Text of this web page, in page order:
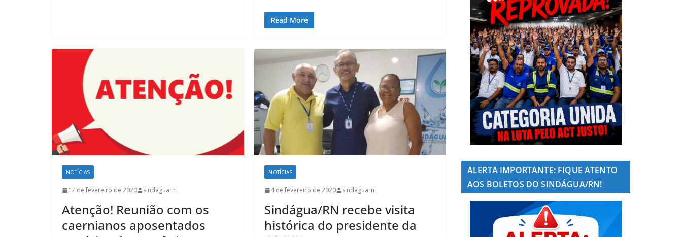
Read More
NOTÍCIAS
17 de fevereiro de 2020 sindaguarn
Atenção! Reunião com os
caernianos aposentados
NOTÍCIAS
4 de fevereiro de 2020 sindaguarn
Sindágua/RN recebe visita
histórica do presidente da
ALERTA IMPORTANTE: FIQUE ATENTO
AOS BOLETOS DO SINDÁGUA/RN!